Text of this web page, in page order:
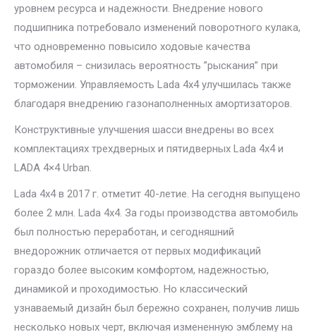
уровнем ресурса и надежности. Внедрение нового
подшипника потребовало изменений поворотного кулака,
что одновременно повысило ходовые качества
автомобиля – снизилась вероятность ”рыскания” при
торможении. Управляемость Lada 4х4 улучшилась также
благодаря внедрению газонаполненных амортизаторов.
Конструктивные улучшения шасси внедрены во всех
комплектациях трехдверных и пятидверных Lada 4х4 и
LADA 4×4 Urban.
Lada 4х4 в 2017 г. отметит 40-летие. На сегодня выпущено
более 2 млн. Lada 4х4. За годы производства автомобиль
был полностью переработан, и сегодняшний
внедорожник отличается от первых модификаций
гораздо более высоким комфортом, надежностью,
динамикой и проходимостью. Но классический
узнаваемый дизайн был бережно сохранен, получив лишь
несколько новых черт, включая измененную эмблему на